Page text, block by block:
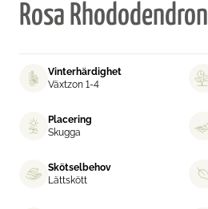
Rosa Rhododendron
Vinterhärdighet
Växtzon 1-4
Placering
Skugga
Skötselbehov
Lättskött